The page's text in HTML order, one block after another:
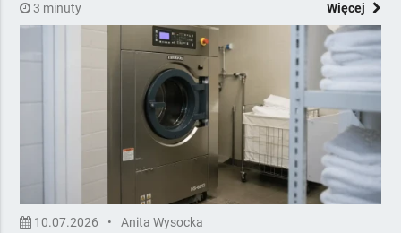
3 minuty Więcej
10.07.2026 • Anita Wysocka